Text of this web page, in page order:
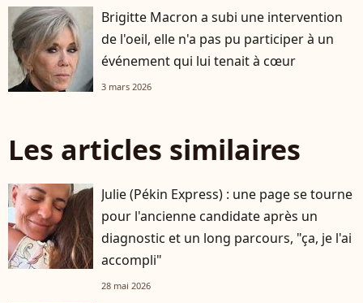
Brigitte Macron a subi une intervention
de l'oeil, elle n'a pas pu participer à un
événement qui lui tenait à cœur
3 mars 2026
Les articles similaires
Julie (Pékin Express) : une page se tourne
pour l'ancienne candidate après un
diagnostic et un long parcours, "ça, je l'ai
accompli"
28 mai 2026